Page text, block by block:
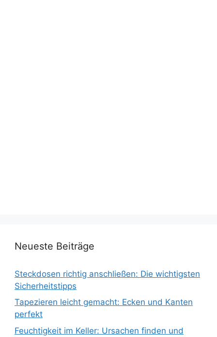
Neueste Beiträge
Steckdosen richtig anschließen: Die wichtigsten
Sicherheitstipps
Tapezieren leicht gemacht: Ecken und Kanten
perfekt
Feuchtigkeit im Keller: Ursachen finden und